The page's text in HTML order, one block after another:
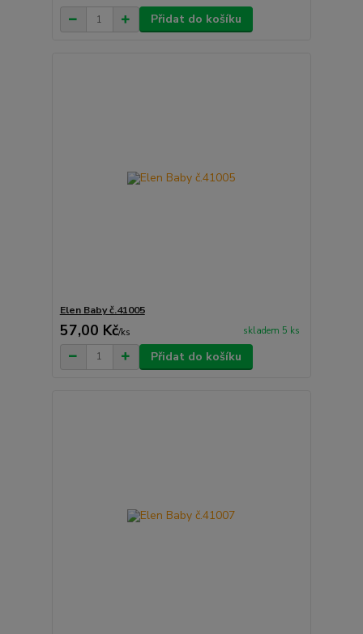
Přidat do košíku
Elen Baby č.41005
57,00 Kč/ks skladem 5 ks
Přidat do košíku